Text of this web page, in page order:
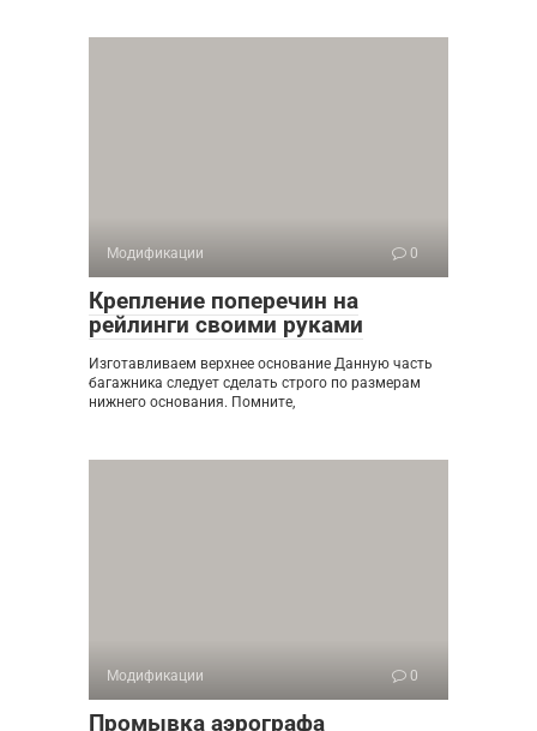
Модификации 0
Крепление поперечин на
рейлинги своими руками
Изготавливаем верхнее основание Данную часть
багажника следует сделать строго по размерам
нижнего основания. Помните,
Модификации 0
Промывка аэрографа